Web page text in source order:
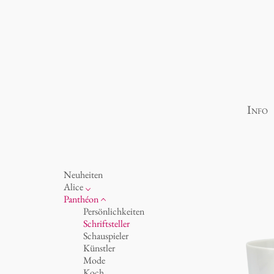
Info
Neuheiten
Alice
Porzellan
Ozean
Tassen 'Glam' weiß
Tassen - weiß
Tassen 'Glam'
Tassen 'de Luxe'
Panthéon
Persönlichkeiten
Schriftsteller
Schauspieler
Künstler
Mode